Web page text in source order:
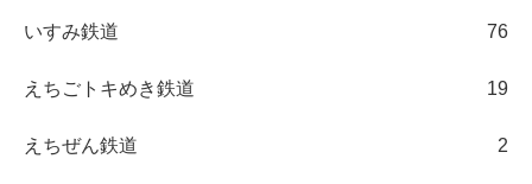
いすみ鉄道 76
えちごトキめき鉄道 19
えちぜん鉄道 2